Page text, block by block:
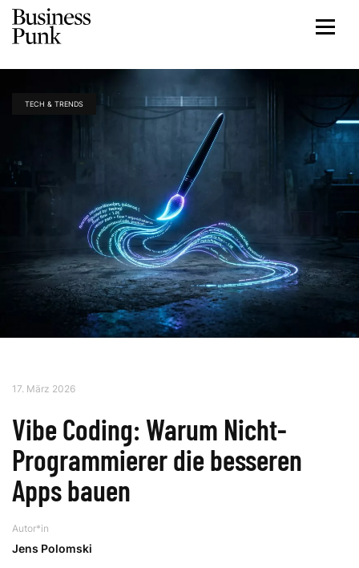
TECH & TRENDS
17. März 2026
Vibe Coding: Warum Nicht-
Programmierer die besseren
Apps bauen
Autor*in
Jens Polomski